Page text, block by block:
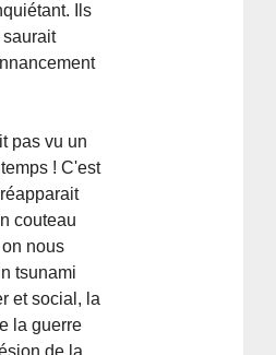
Ils
pas vu un
! C'est
couteau
nous
tsunami
et social, la
la guerre